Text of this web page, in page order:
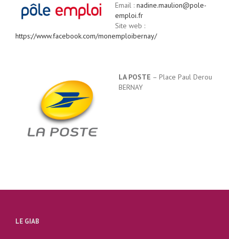
Email : nadine.maulion@pole-
emploi.fr
Site web :
https://www.facebook.com/monemploibernay/
LA POSTE – Place Paul Derou
BERNAY
LE GIAB